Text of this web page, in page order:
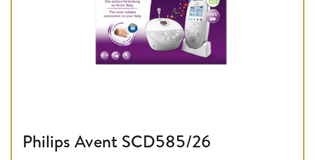
Philips Avent SCD585/26